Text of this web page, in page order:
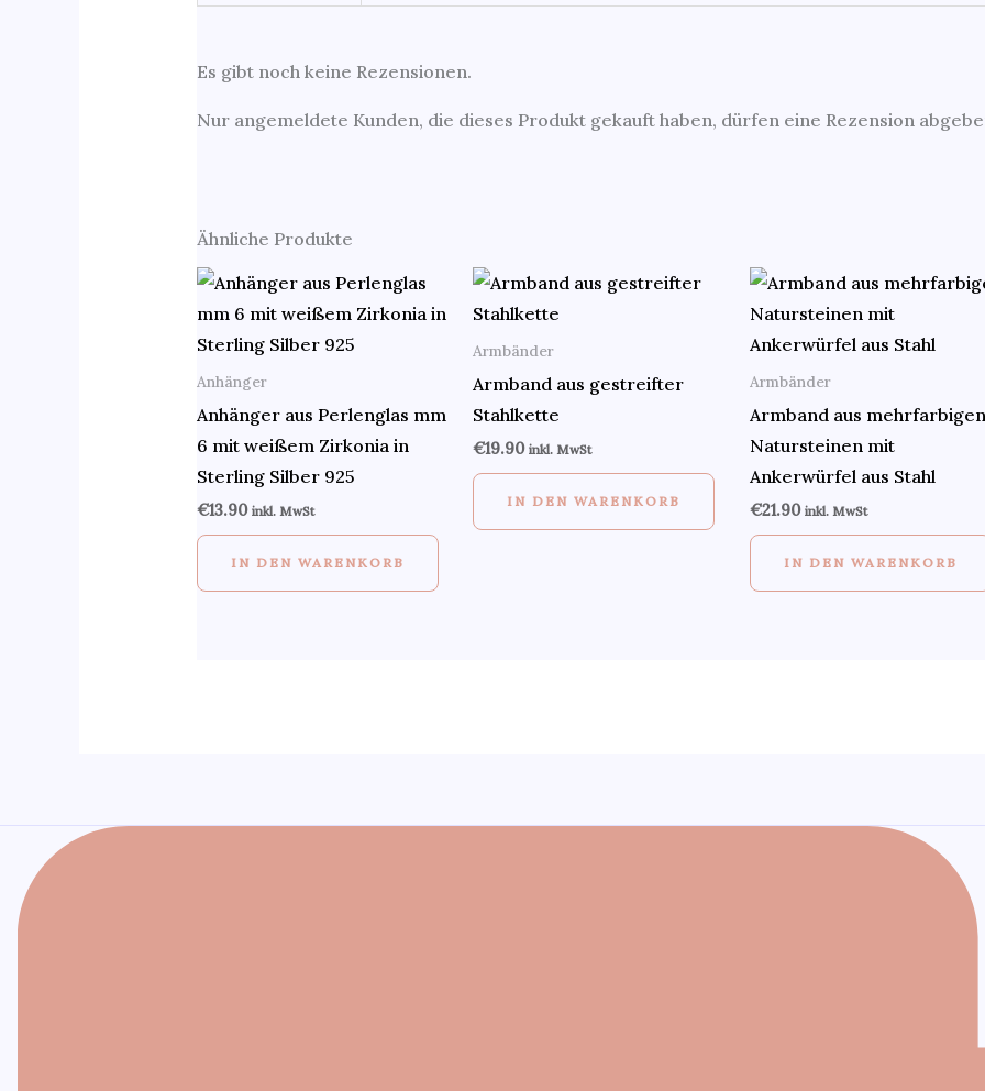
Es gibt noch keine Rezensionen.
Nur angemeldete Kunden, die dieses Produkt gekauft haben, dürfen eine Rezension
Ähnliche Produkte
Anhänger
Anhänger aus Perlenglas mm
6 mit weißem Zirkonia in
Sterling Silber 925
€13.90 inkl. MwSt
IN DEN WARENKORB
Armbänder
Armband aus gestreifter
Stahlkette
€19.90 inkl. MwSt
IN DEN WARENKORB
Armbänder
Armband aus mehrfarbigen
Natursteinen mit
Ankerwürfel aus Stahl
€21.90 inkl. MwSt
IN DEN WARENKORB